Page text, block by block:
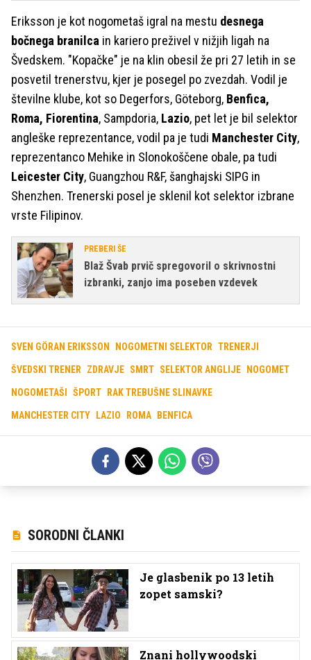
Eriksson je kot nogometaš igral na mestu desnega
bočnega branilca in kariero preživel v nižjih ligah na
Švedskem. "Kopačke" je na klin obesil že pri 27 letih in se
posvetil trenerstvu, kjer je posegel po zvezdah. Vodil je
številne klube, kot so Degerfors, Göteborg, Benfica,
Roma, Fiorentina, Sampdoria, Lazio, pet let je bil selektor
angleške reprezentance, vodil pa je tudi Manchester City,
reprezentanco Mehike in Slonokoščene obale, pa tudi
Leicester City, Guangzhou R&F, šanghajski SIPG in
Shenzhen. Trenerski posel je sklenil kot selektor izbrane
vrste Filipinov.
PREBERI ŠE
Blaž Švab prvič spregovoril o skrivnostni
izbranki, zanjo ima poseben vzdevek
SVEN GÖRAN ERIKSSON NOGOMETNI SELEKTOR TRENERJI
ŠVEDSKI TRENER ZDRAVJE SMRT SELEKTOR ANGLIJE NOGOMET
NOGOMETAŠI ŠPORT RAK TREBUŠNE SLINAVKE
MANCHESTER CITY LAZIO ROMA BENFICA
SORODNI ČLANKI
Je glasbenik po 13 letih
zopet samski?
Znani hollywoodski